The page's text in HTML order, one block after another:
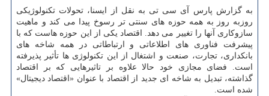
به گزارش پارس آی سی تی به نقل از ایسنا، تحولات تکنولوژیکی
روزبه روز به همه حوزه های سنتی تر رسوخ پیدا می کند و ماهیت
سازوکاری آنها را تغییر می دهد. اقتصاد یکی از این حوزه هاست که با
پیشرفت فناوری های اطلاعاتی و ارتباطاتی در همه شاخه های
بانکداری، تجارت، صنعت و اشتغال از این تکنولوژی ها تأثیر پذیرفته
است. فضای مجازی خود حالا علاوه بر تاثیرهایی که بر اقتصاد
گذاشته، تبدیل به شاخه ای جدید از اقتصاد با عنوان «اقتصاد دیجیتال»
شده است.